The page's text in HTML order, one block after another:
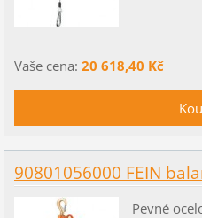
Vaše cena: 20 618,40 Kč
90801056000 FEIN
Pevné